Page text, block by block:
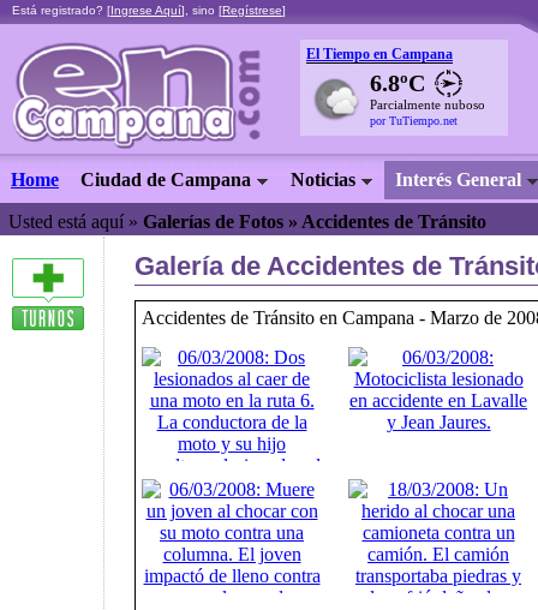
Está registrado? [Ingrese Aquí], sino [Regístrese]
El Tiempo en Campana
6.8ºC
Parcialmente nuboso
por TuTiempo.net
Home Ciudad de Campana Noticias Interés General
Usted está aquí » Galerías de Fotos » Accidentes de Tránsito
Galería de Accidentes de
Accidentes de Tránsito en Campana - Marzo de